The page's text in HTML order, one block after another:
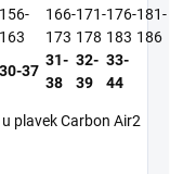
156-
163
166-
173
171-
178
176-
183
181-
186
30-37
31-
38
32-
39
33-
44
plavek Carbon Air2